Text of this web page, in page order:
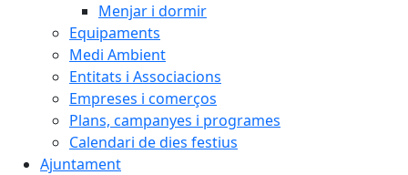
Menjar i dormir
Equipaments
Medi Ambient
Entitats i Associacions
Empreses i comerços
Plans, campanyes i programes
Calendari de dies festius
Ajuntament